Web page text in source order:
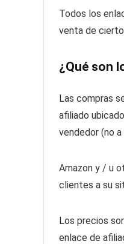
Todos los
venta de
¿Qué son
Las compras
afiliado
vendedor (no
Amazon y / u
clientes a su
Los precios
enlace de